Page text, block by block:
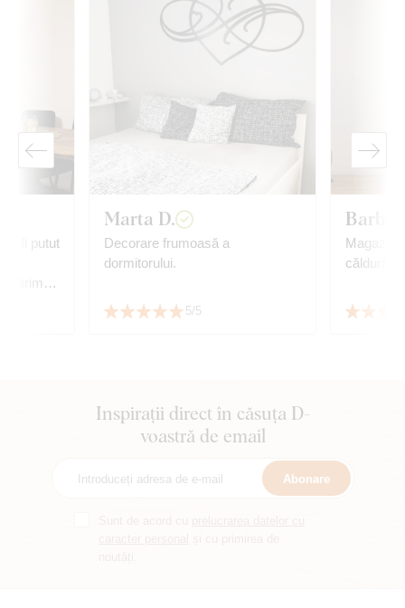
ar fi putut
mărime
Marta D.
Decorare frumoasă a
dormitorului.
5/5
căldură.
Inspirații direct în căsuța D-
voastră de email
Abonare